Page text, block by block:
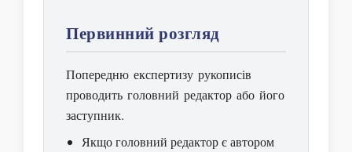
Первинний розгляд
Попередню експертизу рукописів
проводить головний редактор або його
заступник.
Якщо головний редактор є автором